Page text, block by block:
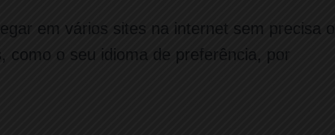
em vários sites na internet sem precisa o
o seu idioma de preferência, por